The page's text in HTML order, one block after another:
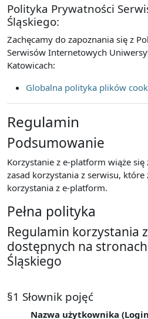
Polityka Prywatności
Śląskiego:
Zachęcamy do zapoznania się z
Serwisów Internetowych
Katowicach:
Globalna polityka plików
Regulamin
Podsumowanie
Korzystanie z e-platform wiąże
zasad korzystania z serwisu,
korzystania z e-platform.
Pełna polityka
Regulamin korzystania
dostępnych na
Śląskiego
§1 Słownik pojęć
Nazwa użytkownika